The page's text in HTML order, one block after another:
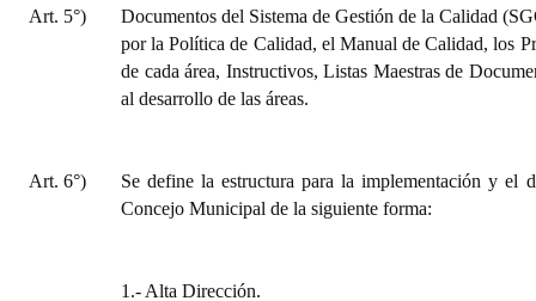
Art. 5°)
Documentos del Sistema de Gestión de la Calidad
por la Política de Calidad, el Manual de Calidad, los
de cada área, Instructivos, Listas Maestras de
al desarrollo de las áreas.
Art. 6°)
Se define la estructura para la implementación y el
Concejo Municipal de la siguiente forma:
1.- Alta Dirección.